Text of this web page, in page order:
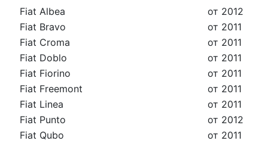
Fiat Albea
от 2012
Fiat Bravo
от 2011
Fiat Croma
от 2011
Fiat Doblo
от 2011
Fiat Fiorino
от 2011
Fiat Freemont
от 2011
Fiat Linea
от 2011
Fiat Punto
от 2012
Fiat Qubo
от 2011